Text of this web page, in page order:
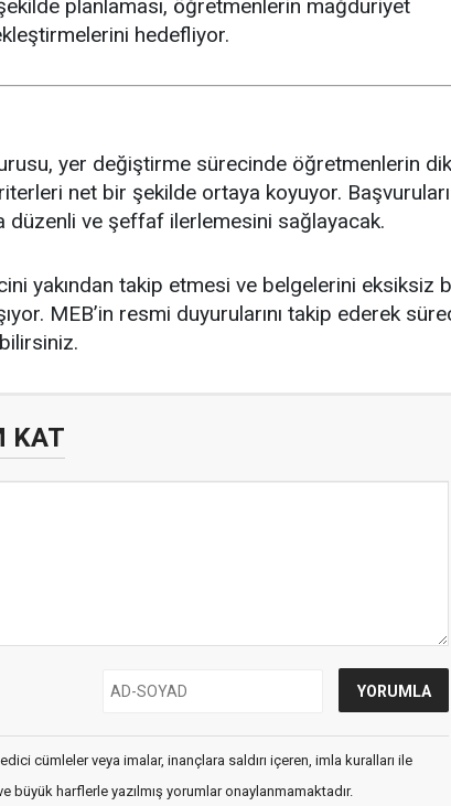
planlaması, öğretmenlerin mağduriyet
hedefliyor.
yer değiştirme sürecinde öğretmenlerin
net bir şekilde ortaya koyuyor.
düzenli ve şeffaf ilerlemesini sağlayacak.
yakından takip etmesi ve belgelerini eksiksiz
MEB’in resmi duyurularını takip ederek
KAT
cümleler veya imalar, inançlara saldırı içeren, imla kuralları ile
büyük harflerle yazılmış yorumlar onaylanmamaktadır.